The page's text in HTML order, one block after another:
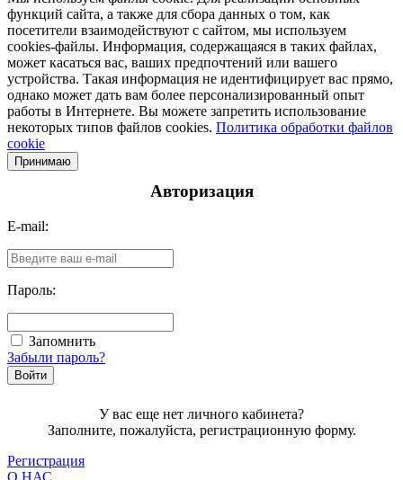
функций сайта, а также для сбора данных о том, как
посетители взаимодействуют с сайтом, мы используем
cookies-файлы. Информация, содержащаяся в таких файлах,
может касаться вас, ваших предпочтений или вашего
устройства. Такая информация не идентифицирует вас прямо,
однако может дать вам более персонализированный опыт
работы в Интернете. Вы можете запретить использование
некоторых типов файлов cookies. Политика обработки файлов
cookie
Принимаю
Авторизация
E-mail:
Пароль:
Запомнить
Забыли пароль?
У вас еще нет личного кабинета?
Заполните, пожалуйста, регистрационную форму.
Регистрация
О НАС